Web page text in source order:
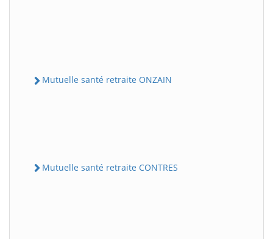
Mutuelle santé retraite ONZAIN
Mutuelle santé retraite CONTRES